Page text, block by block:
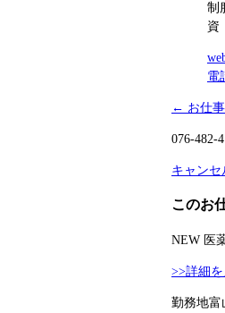
制
電
← お仕
076-482-
キャンセ
このお
NEW 医
>>詳細
勤務地富